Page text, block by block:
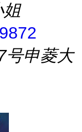
姐
号申菱大